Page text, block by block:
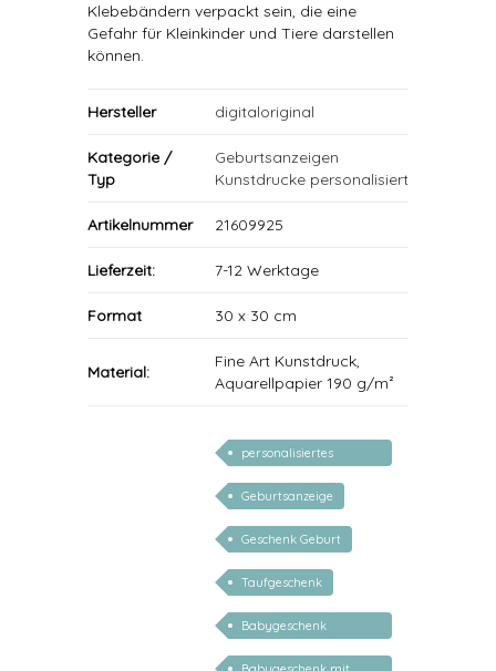
Klebebändern verpackt sein, die eine
Gefahr für Kleinkinder und Tiere darstellen
können.
Hersteller digitaloriginal
Kategorie /
Typ
Geburtsanzeigen
Kunstdrucke personalisiert
Artikelnummer 21609925
Lieferzeit: 7-12 Werktage
Format 30 x 30 cm
Material:
Fine Art Kunstdruck,
Aquarellpapier 190 g/m²
personalisiertes
Geschenk Baby
Geburtsanzeige
Geschenk Geburt
Taufgeschenk
Babygeschenk
personalisiert